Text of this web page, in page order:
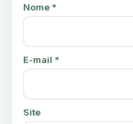
Nome *
E-mail *
Site